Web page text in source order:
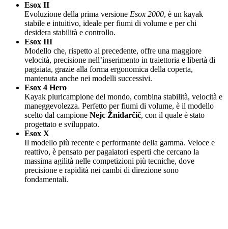
Esox II
Evoluzione della prima versione Esox 2000, è un kayak
stabile e intuitivo, ideale per fiumi di volume e per chi
desidera stabilità e controllo.
Esox III
Modello che, rispetto al precedente, offre una maggiore
velocità, precisione nell’inserimento in traiettoria e libertà di
pagaiata, grazie alla forma ergonomica della coperta,
mantenuta anche nei modelli successivi.
Esox 4 Hero
Kayak pluricampione del mondo, combina stabilità, velocità e
maneggevolezza. Perfetto per fiumi di volume, è il modello
scelto dal campione Nejc Žnidarčič, con il quale è stato
progettato e sviluppato.
Esox X
Il modello più recente e performante della gamma. Veloce e
reattivo, è pensato per pagaiatori esperti che cercano la
massima agilità nelle competizioni più tecniche, dove
precisione e rapidità nei cambi di direzione sono
fondamentali.